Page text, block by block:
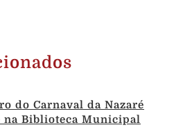
do Carnaval da Nazaré
Biblioteca Municipal